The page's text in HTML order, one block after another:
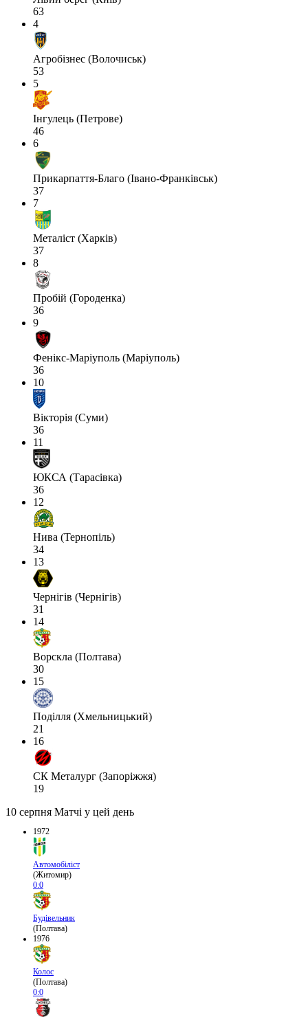
63
4
Агробізнес (Волочиськ)
53
5
Інгулець (Петрове)
46
6
Прикарпаття-Благо (Івано-Франківськ)
37
7
Металіст (Харків)
37
8
Пробій (Городенка)
36
9
Фенікс-Маріуполь (Маріуполь)
36
10
Вікторія (Суми)
36
11
ЮКСА (Тарасівка)
36
12
Нива (Тернопіль)
34
13
Чернігів (Чернігів)
31
14
Ворскла (Полтава)
30
15
Поділля (Хмельницький)
21
16
СК Металург (Запоріжжя)
19
10 серпня Матчі у цей день
1972
Автомобіліст
(Житомир)
0:0
Будівельник
(Полтава)
1976
Колос
(Полтава)
0:0